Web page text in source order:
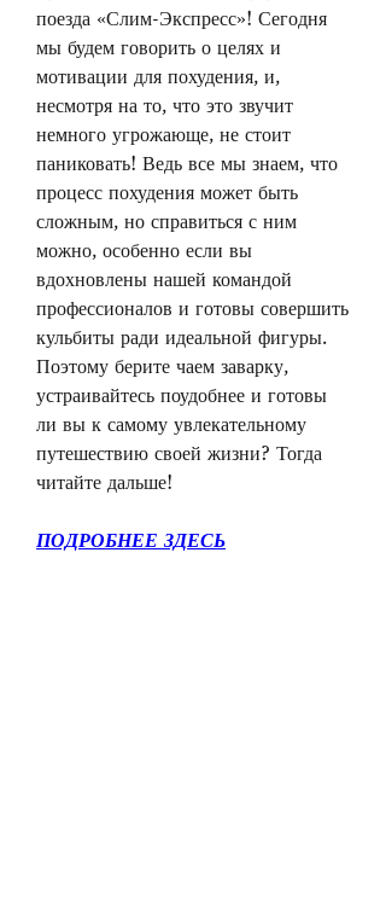
поезда «Слим-Экспресс»! Сегодня
мы будем говорить о целях и
мотивации для похудения, и,
несмотря на то, что это звучит
немного угрожающе, не стоит
паниковать! Ведь все мы знаем, что
процесс похудения может быть
сложным, но справиться с ним
можно, особенно если вы
вдохновлены нашей командой
профессионалов и готовы совершить
кульбиты ради идеальной фигуры.
Поэтому берите чаем заварку,
устраивайтесь поудобнее и готовы
ли вы к самому увлекательному
путешествию своей жизни? Тогда
читайте дальше!
ПОДРОБНЕЕ ЗДЕСЬ